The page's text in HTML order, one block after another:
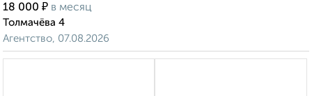
18 000 ₽ в месяц
Толмачёва 4
Агентство, 07.08.2026